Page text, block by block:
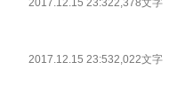
2017.12.15 23:322,378文字
2017.12.15 23:532,022文字